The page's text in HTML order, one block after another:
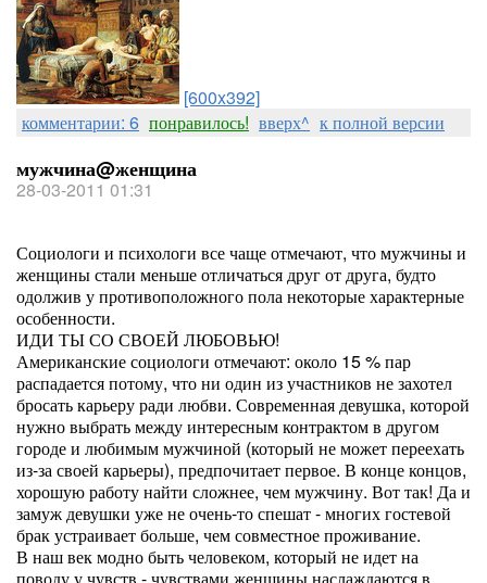
[600x392]
комментарии: 6 понравилось! вверх^ к полной версии
мужчина@женщина
28-03-2011 01:31
Социологи и психологи все чаще отмечают, что мужчины и
женщины стали меньше отличаться друг от друга, будто
одолжив у противоположного пола некоторые характерные
особенности.
ИДИ ТЫ СО СВОЕЙ ЛЮБОВЬЮ!
Американские социологи отмечают: около 15 % пар
распадается потому, что ни один из участников не захотел
бросать карьеру ради любви. Современная девушка, которой
нужно выбрать между интересным контрактом в другом
городе и любимым мужчиной (который не может переехать
из-за своей карьеры), предпочитает первое. В конце концов,
хорошую работу найти сложнее, чем мужчину. Вот так! Да и
замуж девушки уже не очень-то спешат - многих гостевой
брак устраивает больше, чем совместное проживание.
В наш век модно быть человеком, который не идет на